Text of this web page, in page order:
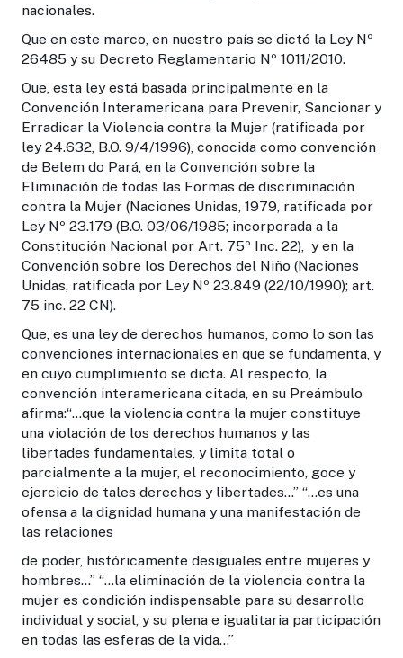
nacionales.
Que en este marco, en nuestro país se dictó la Ley Nº
26485 y su Decreto Reglamentario Nº 1011/2010.
Que, esta ley está basada principalmente en la
Convención Interamericana para Prevenir, Sancionar y
Erradicar la Violencia contra la Mujer (ratificada por
ley 24.632, B.O. 9/4/1996), conocida como convención
de Belem do Pará, en la Convención sobre la
Eliminación de todas las Formas de discriminación
contra la Mujer (Naciones Unidas, 1979, ratificada por
Ley Nº 23.179 (B.O. 03/06/1985; incorporada a la
Constitución Nacional por Art. 75º Inc. 22), y en la
Convención sobre los Derechos del Niño (Naciones
Unidas, ratificada por Ley Nº 23.849 (22/10/1990); art.
75 inc. 22 CN).
Que, es una ley de derechos humanos, como lo son las
convenciones internacionales en que se fundamenta, y
en cuyo cumplimiento se dicta. Al respecto, la
convención interamericana citada, en su Preámbulo
afirma:“…que la violencia contra la mujer constituye
una violación de los derechos humanos y las
libertades fundamentales, y limita total o
parcialmente a la mujer, el reconocimiento, goce y
ejercicio de tales derechos y libertades…” “…es una
ofensa a la dignidad humana y una manifestación de
las relaciones
de poder, históricamente desiguales entre mujeres y
hombres...” “…la eliminación de la violencia contra la
mujer es condición indispensable para su desarrollo
individual y social, y su plena e igualitaria participación
en todas las esferas de la vida…”